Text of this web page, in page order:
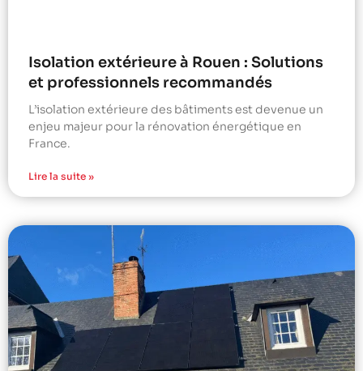
Isolation extérieure à Rouen : Solutions
et professionnels recommandés
L’isolation extérieure des bâtiments est devenue un
enjeu majeur pour la rénovation énergétique en
France.
Lire la suite »